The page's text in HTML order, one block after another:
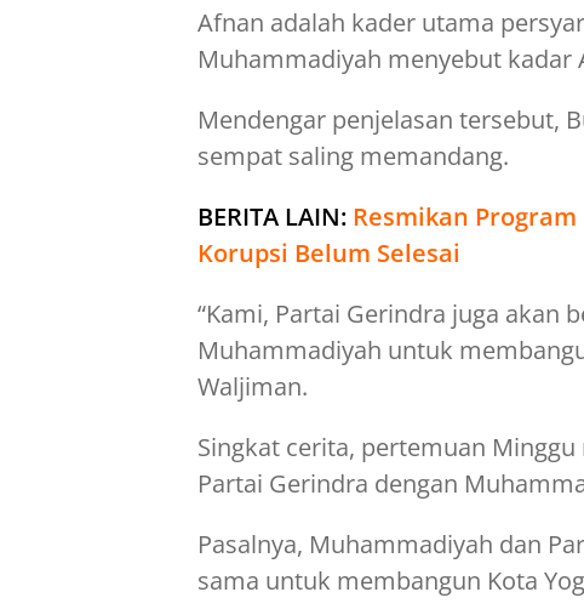
Afnan adalah kader utama
Muhammadiyah menyebut kadar
Mendengar penjelasan tersebut,
sempat saling memandang.
BERITA LAIN: Resmikan Program
Korupsi Belum Selesai
“Kami, Partai Gerindra juga akan
Muhammadiyah untuk
Waljiman.
Singkat cerita, pertemuan
Partai Gerindra dengan
Pasalnya, Muhammadiyah dan
sama untuk membangun Kota